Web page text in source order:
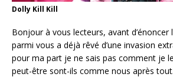
Dolly Kill Kill
Bonjour à vous lecteurs, avant
parmi vous a déjà rêvé d’une invasion
pour ma part je ne sais pas comment je
peut-être sont-ils comme nous après